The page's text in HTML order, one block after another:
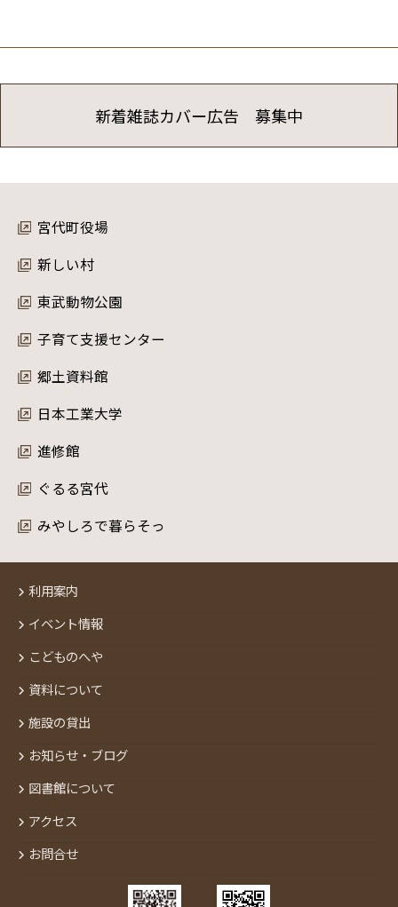
新着雑誌カバー広告 募集中
宮代町役場
新しい村
東武動物公園
子育て支援センター
郷土資料館
日本工業大学
進修館
ぐるる宮代
みやしろで暮らそっ
利用案内
イベント情報
こどものへや
資料について
施設の貸出
お知らせ・ブログ
図書館について
アクセス
お問合せ